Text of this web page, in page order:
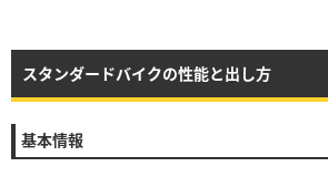
スタンダードバイクの性能と出し方
基本情報